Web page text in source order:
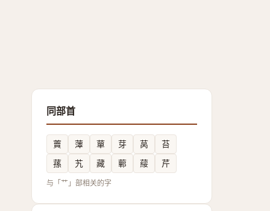
同部首
藚 䕪 蕇 芽 莴
苔
蓀
艽 藏 䕤 䕑 芹
与「艹」部相关的字